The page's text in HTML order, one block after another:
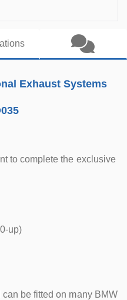
Exhaust Systems
to complete the exclusive
up)
be fitted on many BMW